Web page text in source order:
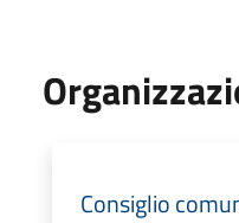
Consiglio